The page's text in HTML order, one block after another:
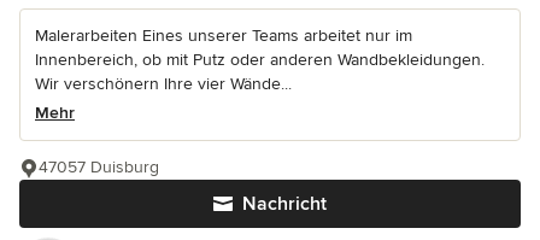
Malerarbeiten Eines unserer Teams arbeitet nur im
Innenbereich, ob mit Putz oder anderen Wandbekleidungen.
Wir verschönern Ihre vier Wände...
Mehr
Nachricht
47057 Duisburg